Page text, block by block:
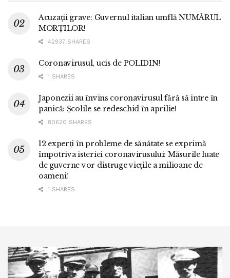
Acuzații grave: Guvernul italian umflă NUMĂRUL
MORȚILOR!
42937 SHARES
Coronavirusul, ucis de POLIDIN!
1 SHARES
Japonezii au învins coronavirusul fără să intre în
panică: Școlile se redeschid în aprilie!
80620 SHARES
12 experți în probleme de sănătate se exprimă
împotriva isteriei coronavirusului: Măsurile luate
de guverne vor distruge viețile a milioane de
oameni!
1 SHARES